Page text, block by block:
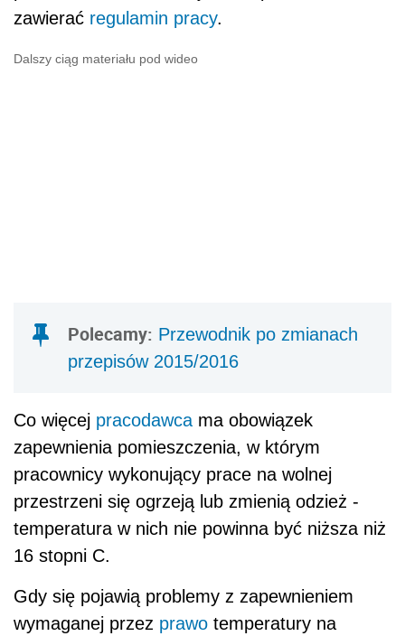
zawierać regulamin pracy.
Dalszy ciąg materiału pod wideo
Polecamy: Przewodnik po zmianach
przepisów 2015/2016
Co więcej pracodawca ma obowiązek
zapewnienia pomieszczenia, w którym
pracownicy wykonujący prace na wolnej
przestrzeni się ogrzeją lub zmienią odzież -
temperatura w nich nie powinna być niższa niż
16 stopni C.
Gdy się pojawią problemy z zapewnieniem
wymaganej przez prawo temperatury na